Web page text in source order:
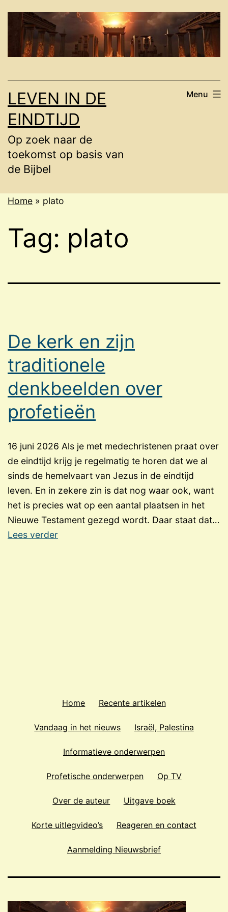
inhoud
LEVEN IN DE
EINDTIJD
Op zoek naar de
toekomst op basis van
de Bijbel
Menu
Home » plato
Tag: plato
De kerk en zijn
traditionele
denkbeelden over
profetieën
16 juni 2026 Als je met medechristenen praat over
de eindtijd krijg je regelmatig te horen dat we al
sinds de hemelvaart van Jezus in de eindtijd
leven. En in zekere zin is dat nog waar ook, want
het is precies wat op een aantal plaatsen in het
Nieuwe Testament gezegd wordt. Daar staat dat…
Lees verderDe
Home Recente artikelen
Vandaag in het nieuws Israël, Palestina
Informatieve onderwerpen
Profetische onderwerpen Op TV
Over de auteur Uitgave boek
Korte uitlegvideo’s Reageren en contact
Aanmelding Nieuwsbrief